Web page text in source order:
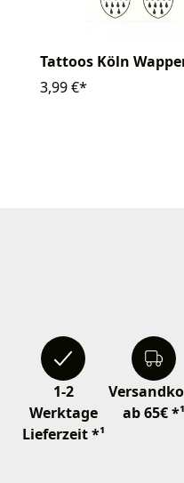
Tattoos Köln
3,99 €*
1-2
Werktage
Lieferzeit *¹
ab 65€ *¹